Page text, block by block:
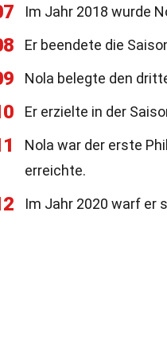
Im Jahr 2018 wurde
Er beendete die
Nola belegte den
Er erzielte in der
Nola war der erste
erreichte.
Im Jahr 2020 warf er